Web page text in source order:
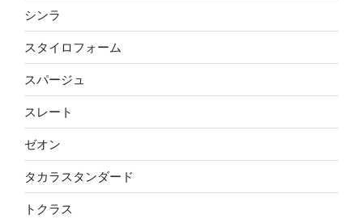
シンラ
スタイロフォーム
スパージュ
スレート
ゼオン
タカラスタンダード
トクラス